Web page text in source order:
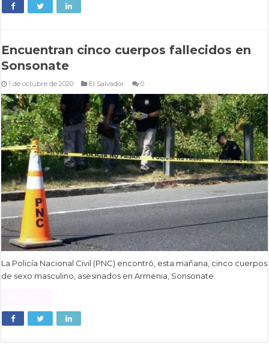
Encuentran cinco cuerpos fallecidos en
Sonsonate
1 de octubre de 2020 El Salvador 0
La Policía Nacional Civil (PNC) encontró, esta mañana, cinco cuerpos
de sexo masculino, asesinados en Armenia, Sonsonate.